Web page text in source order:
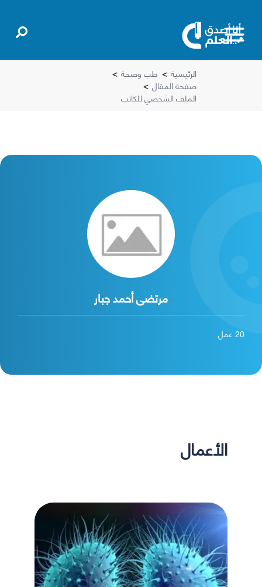
الرئيسية > طب وصحة >
صفحة المقال >
الملف الشخصي للكاتب
مرتضى أحمد جبار
20عمل
الأعمال